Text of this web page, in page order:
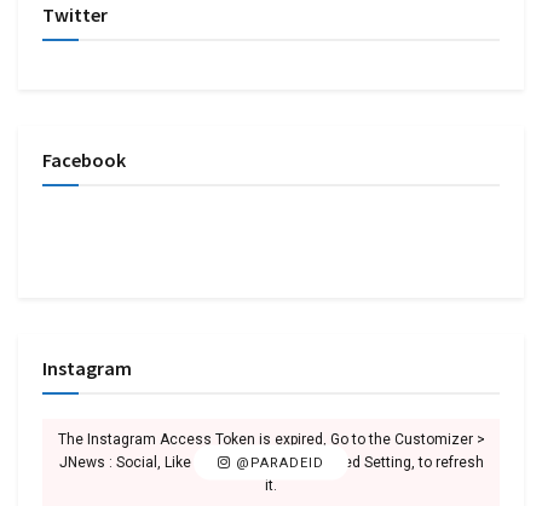
Twitter
Facebook
Instagram
@PARADEID
The Instagram Access Token is expired, Go to the Customizer >
JNews : Social, Like & View > Instagram Feed Setting, to refresh
it.